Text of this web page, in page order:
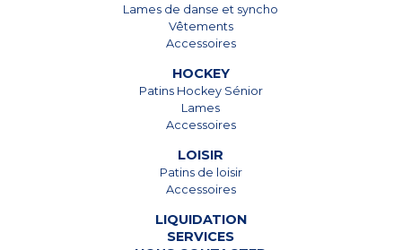
450 678-5442
Lames de danse et syncho
Vêtements
Accessoires
HOCKEY
Patins Hockey Sénior
Lames
Accessoires
LOISIR
Patins de loisir
Accessoires
LIQUIDATION
SERVICES
450 678-5442